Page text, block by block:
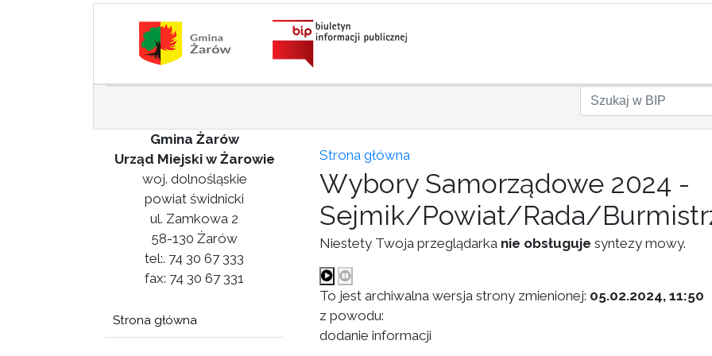
Gmina Żarów
Urząd Miejski w Żarowie
woj. dolnośląskie
powiat świdnicki
ul. Zamkowa 2
58-130 Żarów
tel:. 74 30 67 333
fax: 74 30 67 331
Strona główna
Strona główna
Wybory Samorządowe 2024 -
Sejmik/Powiat/Rada/
Niestety Twoja przeglądarka nie obsługuje syntezy mowy.
To jest archiwalna wersja strony zmienionej: 05.02.2024, 11:50
z powodu:
dodanie informacji